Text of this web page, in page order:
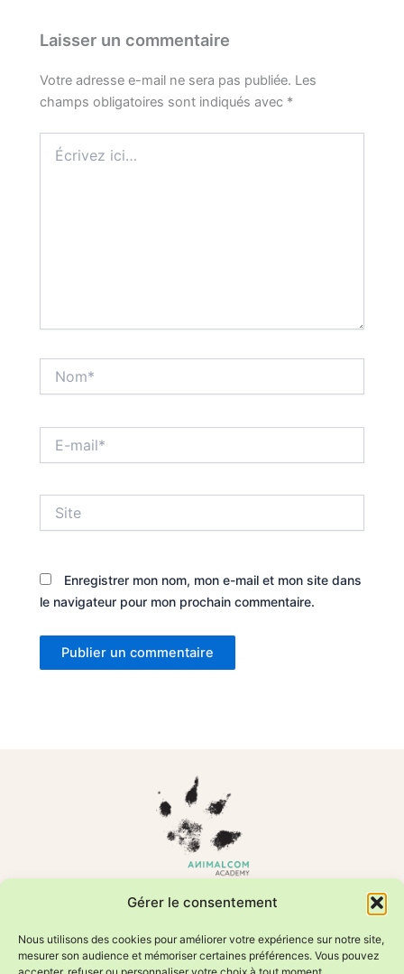
Gérer le consentement
Nous utilisons des cookies pour améliorer votre expérience sur notre site,
mesurer son audience et mémoriser certaines préférences. Vous pouvez
Laisser un commentaire
Votre adresse e-mail ne sera pas publiée. Les
champs obligatoires sont indiqués avec *
ici…
mail*
Enregistrer mon nom, mon e-mail et mon site dans
le navigateur pour mon prochain commentaire.
Formations en comportement animal et relation humain–animal
Valérie